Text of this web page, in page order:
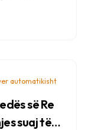
automatikisht
së Re
suaj të